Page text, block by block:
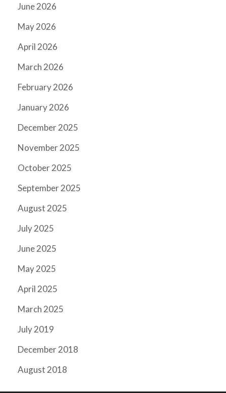
June 2026
May 2026
April 2026
March 2026
February 2026
January 2026
December 2025
November 2025
October 2025
September 2025
August 2025
July 2025
June 2025
May 2025
April 2025
March 2025
July 2019
December 2018
August 2018